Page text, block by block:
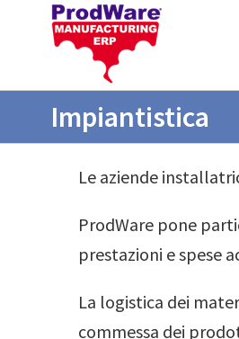
Impiantistica
Le aziende
ProdWare pone
prestazioni e spese
La logistica dei
commessa dei